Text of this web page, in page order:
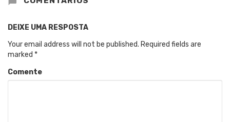
DEIXE UMA RESPOSTA
Your email address will not be published. Required fields are
marked *
Comente